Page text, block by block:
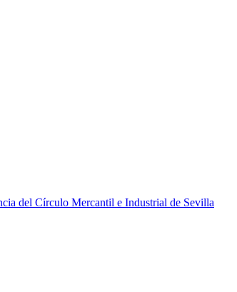
del Círculo Mercantil e Industrial de Sevilla